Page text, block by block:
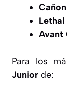
Lethal
Avant
Para los
Junior de: